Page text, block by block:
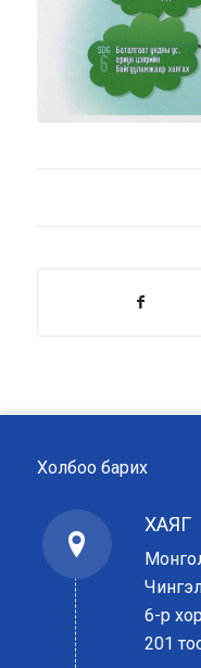
Холбоо барих
ХАЯГ
6-р
201